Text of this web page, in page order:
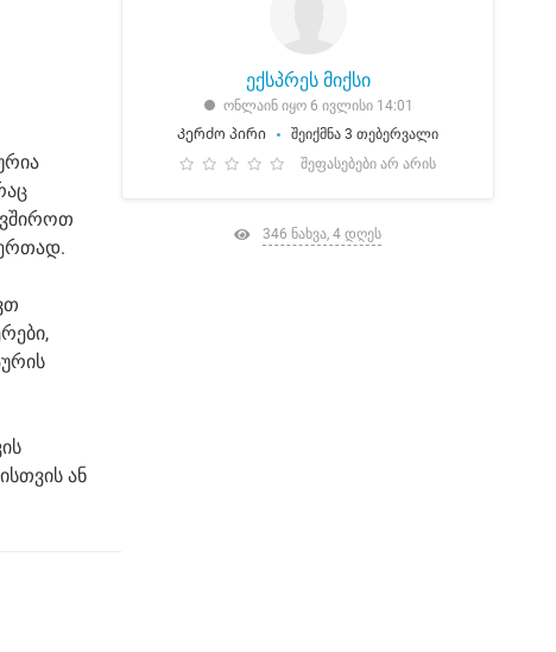
ან
ექსპრეს მიქსი
ონლაინ იყო 6 ივლისი 14:01
Კერძო პირი
შეიქმნა 3 თებერვალი
შეფასებები არ არის
346 ნახვა, 4 დღეს